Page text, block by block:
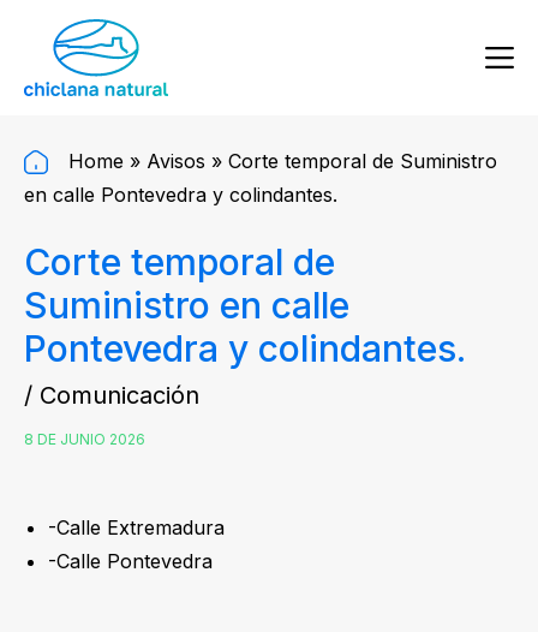
Home » Avisos » Corte temporal de Suministro
en calle Pontevedra y colindantes.
Corte temporal de
Suministro en calle
Pontevedra y colindantes.
/ Comunicación
8 DE JUNIO 2026
-Calle Extremadura
-Calle Pontevedra